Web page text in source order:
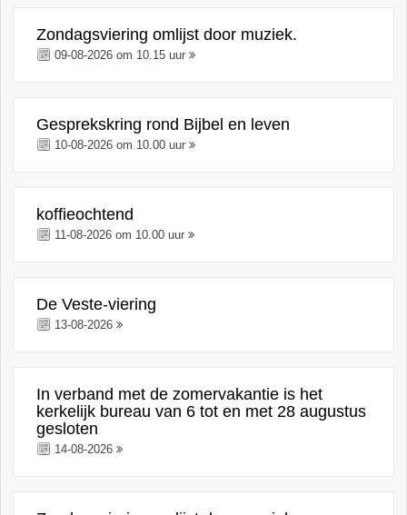
Zondagsviering omlijst door muziek.
09-08-2026 om 10.15 uur
Gesprekskring rond Bijbel en leven
10-08-2026 om 10.00 uur
koffieochtend
11-08-2026 om 10.00 uur
De Veste-viering
13-08-2026
In verband met de zomervakantie is het
kerkelijk bureau van 6 tot en met 28 augustus
gesloten
14-08-2026